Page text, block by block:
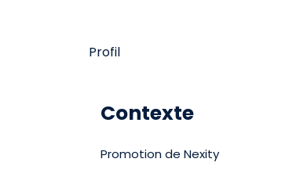
Profil
Contexte
Promotion de Nexity